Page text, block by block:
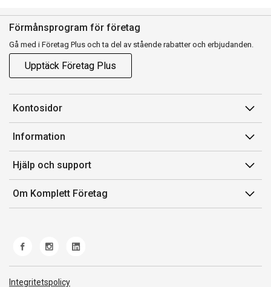
Förmånsprogram för företag
Gå med i Företag Plus och ta del av stående rabatter och erbjudanden.
Upptäck Företag Plus
Kontosidor
Mina sidor
Orderhistorik
Fakturor & Kvitton
Inköpslistor
Information
Försäljningsvillkor
Villkor för Komplett Företag Plus
Felsökning & guider
Hjälp och support
Kontakta oss
Kundservice
Frakt och leverans
Om Komplett Företag
Integritetspolicy